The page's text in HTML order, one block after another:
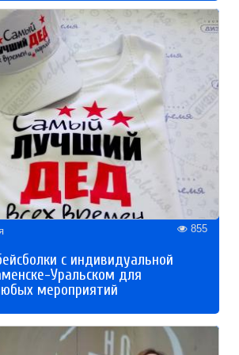
855
с индивидуальной
Уральском для
мероприятий